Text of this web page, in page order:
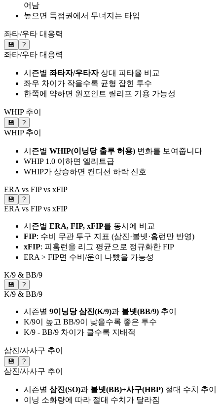
어남
높으면 득점권에서 무너지는 타입
좌타/우타 대응력
💾 ?
좌타/우타 대응력
시즌별 좌타자/우타자상대 피타율 비교
좌우 차이가 작을수록 균형 잡힌 투수
한쪽에 약하면 원포인트 릴리프 기용 가능성
WHIP 추이
💾 ?
WHIP 추이
시즌별 WHIP(이닝당 출루 허용) 변화를 보여줍니다
WHIP 1.0 이하면 엘리트급
WHIP가 상승하면 컨디션 하락 신호
ERA vs FIP vs xFIP
💾 ?
ERA vs FIP vs xFIP
시즌별 ERA, FIP, xFIP를 동시에 비교
FIP: 수비 무관 투구 지표 (삼진·볼넷·홈런만 반영)
xFIP: 피홈런을 리그 평균으로 정규화한 FIP
ERA > FIP면 수비/운이 나빴을 가능성
K/9 & BB/9
💾 ?
K/9 & BB/9
시즌별 9이닝당 삼진(K/9)과 볼넷(BB/9) 추이
K/9이 높고 BB/9이 낮을수록 좋은 투수
K/9 - BB/9 차이가 클수록 지배적
삼진/사사구 추이
💾 ?
삼진/사사구 추이
시즌별 삼진(SO)과 볼넷(BB)+사구(HBP) 절대 수치 추이
이닝 소화량에 따라 절대 수치가 달라짐